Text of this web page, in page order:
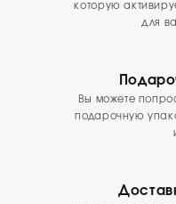
которую
для
Вы можете
подарочную